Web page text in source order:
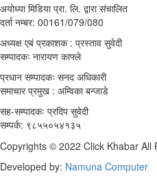
अयोध्या मिडिया प्रा. लि. द्वारा संचालित
दर्ता नम्बर: 00161/079/080
अध्यक्ष एबं प्रकाशक : प्रस्ताव सुवेदी
सम्पादकः नारायण काफ्ले
प्रधान सम्पादकः सनद अधिकारी
समाचार प्रमुख : अम्विका बन्जाडे
सह-सम्पादकः प्रदिप सुवेदी
सम्पर्क: ९८५५०५४१३५
Copyrights © 2022 Click Khabar All
Developed by: Namuna Computer